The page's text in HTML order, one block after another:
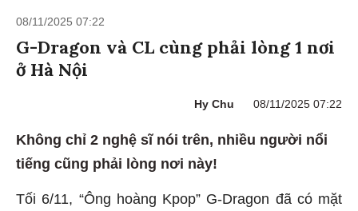
08/11/2025 07:22
G-Dragon và CL cùng phải lòng 1 nơi
ở Hà Nội
Hy Chu 08/11/2025 07:22
Không chỉ 2 nghệ sĩ nói trên, nhiều người nổi
tiếng cũng phải lòng nơi này!
Tối 6/11, “Ông hoàng Kpop” G-Dragon đã có mặt